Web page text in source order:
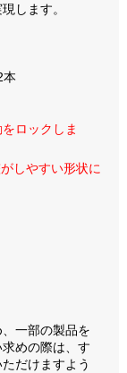
します。
本
ロックしま
しやすい形状に
一部の製品を
めの際は、す
だけますよう